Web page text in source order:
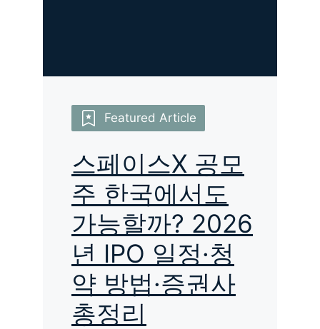
Featured Article
스페이스X 공모
주 한국에서도
가능할까? 2026
년 IPO 일정·청
약 방법·증권사
총정리